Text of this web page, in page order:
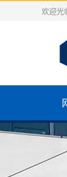
欢迎光